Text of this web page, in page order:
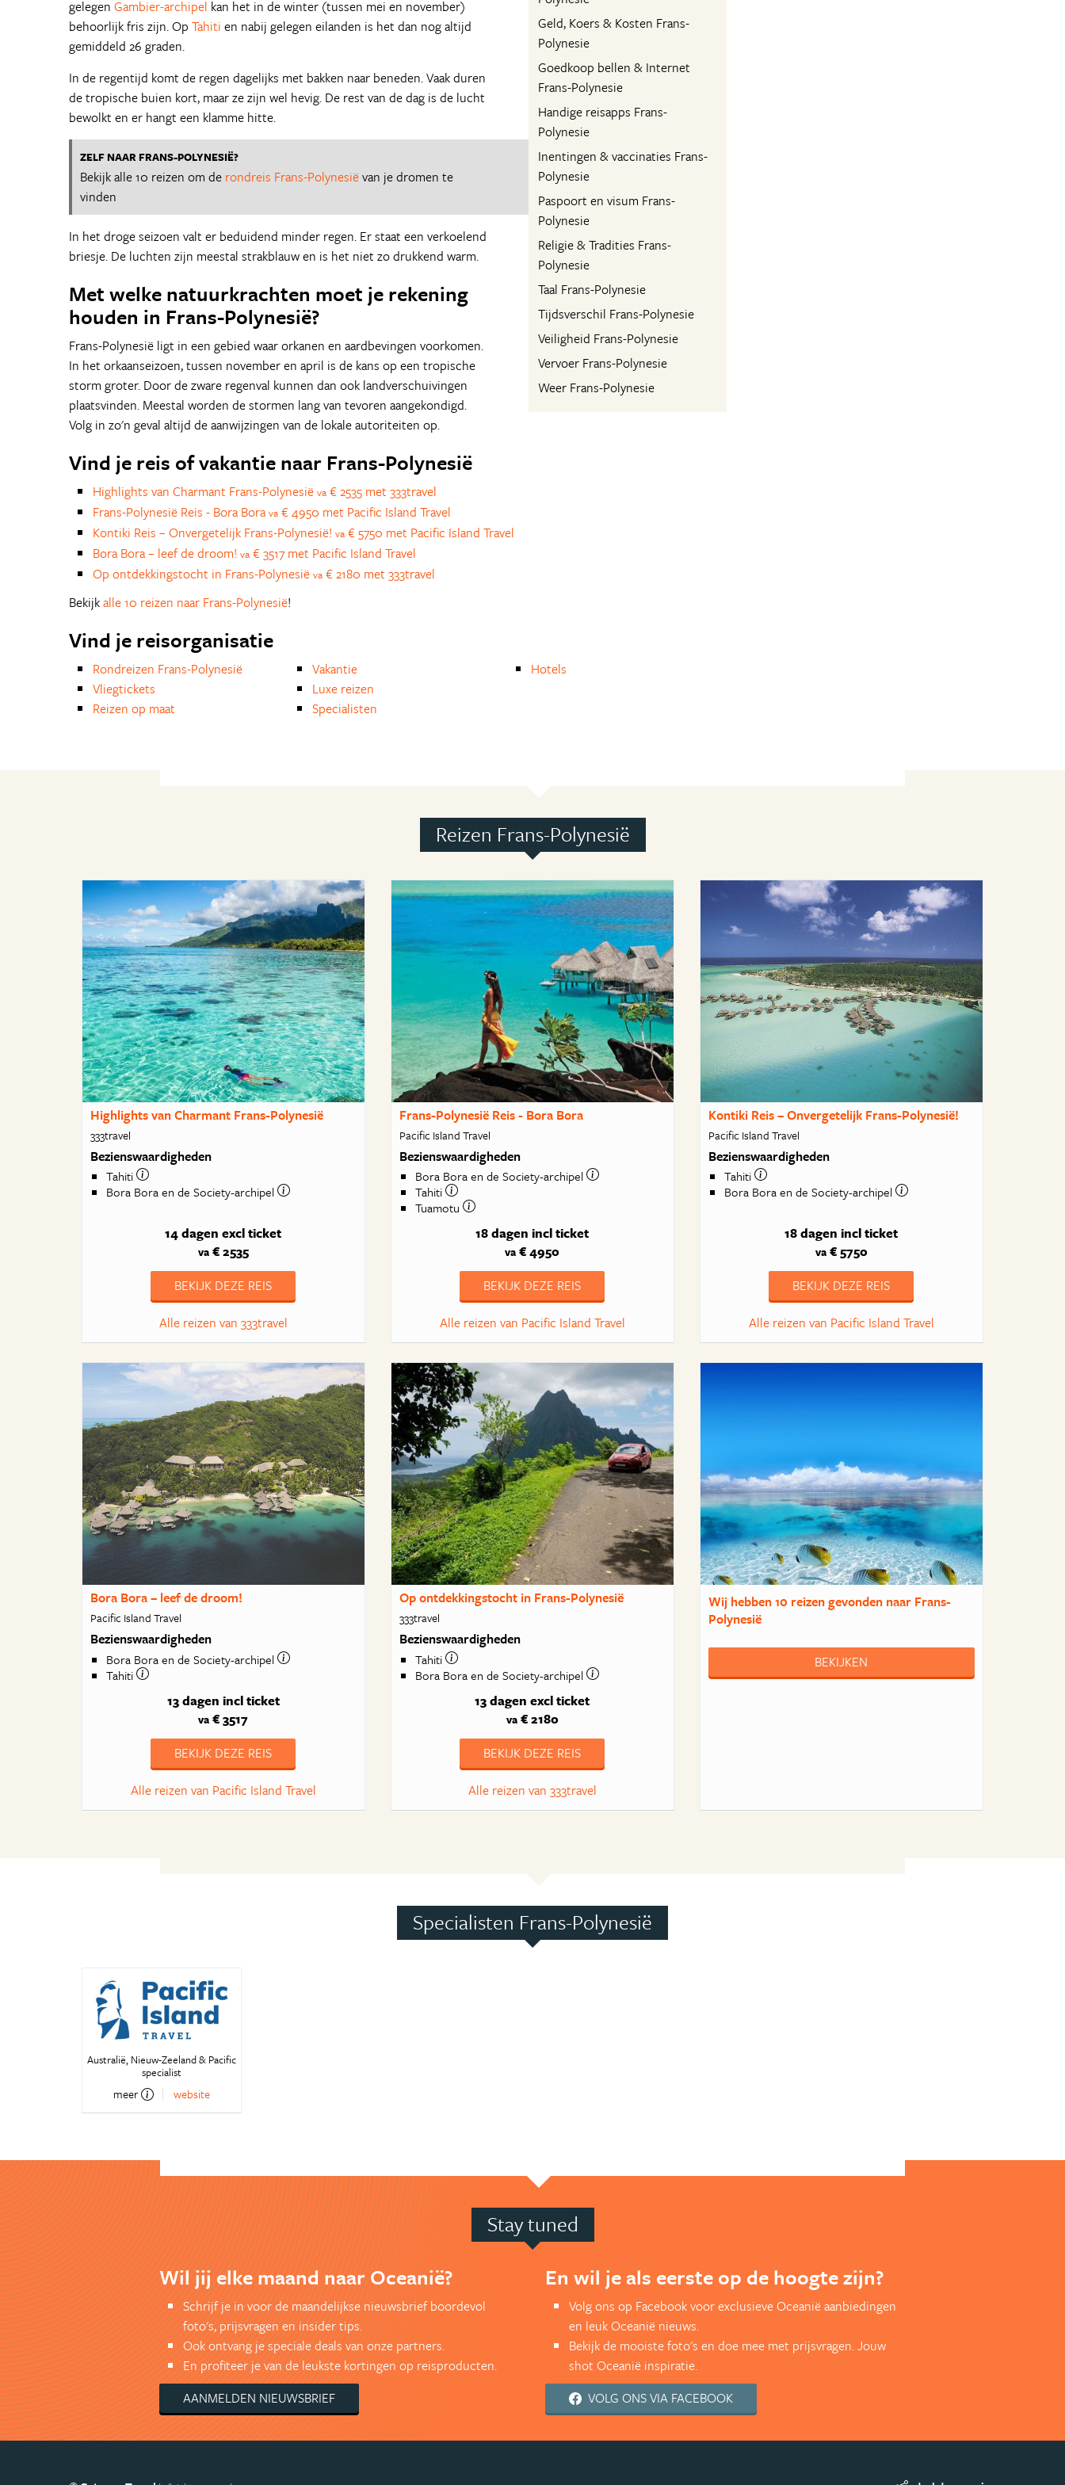
Geld, Koers & Kosten Frans-
Polynesie
Goedkoop bellen & Internet
Frans-Polynesie
Handige reisapps Frans-
Polynesie
Inentingen & vaccinaties Frans-
Polynesie
Paspoort en visum Frans-
Polynesie
Religie & Tradities Frans-
Polynesie
Taal Frans-Polynesie
Tijdsverschil Frans-Polynesie
Veiligheid Frans-Polynesie
Vervoer Frans-Polynesie
Weer Frans-Polynesie
gelegen Gambier-archipel kan het in de winter (tussen mei en november)
behoorlijk fris zijn. Op Tahiti en nabij gelegen eilanden is het dan nog altijd
gemiddeld 26 graden.
In de regentijd komt de regen dagelijks met bakken naar beneden. Vaak duren
de tropische buien kort, maar ze zijn wel hevig. De rest van de dag is de lucht
bewolkt en er hangt een klamme hitte.
ZELF NAAR FRANS-POLYNESIË?
Bekijk alle 10 reizen om de rondreis Frans-Polynesiëvan je dromen te
vinden
In het droge seizoen valt er beduidend minder regen. Er staat een verkoelend
briesje. De luchten zijn meestal strakblauw en is het niet zo drukkend warm.
Met welke natuurkrachten moet je rekening
houden in Frans-Polynesië?
Frans-Polynesië ligt in een gebied waar orkanen en aardbevingen voorkomen.
In het orkaanseizoen, tussen november en april is de kans op een tropische
storm groter. Door de zware regenval kunnen dan ook landverschuivingen
plaatsvinden. Meestal worden de stormen lang van tevoren aangekondigd.
Volg in zo'n geval altijd de aanwijzingen van de lokale autoriteiten op.
Vind je reis of vakantie naar Frans-Polynesië
Highlights van Charmant Frans-Polynesië va € 2535 met 333travel
Frans-Polynesië Reis - Bora Bora va € 4950 met Pacific Island Travel
Kontiki Reis – Onvergetelijk Frans-Polynesië! va € 5750 met Pacific Island Travel
Bora Bora – leef de droom! va € 3517 met Pacific Island Travel
Op ontdekkingstocht in Frans-Polynesië va € 2180 met 333travel
Bekijkalle 10 reizen naar Frans-Polynesië!
Vind je reisorganisatie
Rondreizen Frans-Polynesië
Vliegtickets
Reizen op maat
Vakantie
Luxe reizen
Specialisten
Hotels
Reizen Frans-Polynesië
Highlights van Charmant Frans-Polynesië
333travel
Bezienswaardigheden
Tahiti
Bora Bora en de Society-archipel
14 dagen excl ticket
va€ 2535
BEKIJK DEZE REIS
Alle reizen van 333travel
Frans-Polynesië Reis - Bora Bora
Pacific Island Travel
Bezienswaardigheden
Bora Bora en de Society-archipel
Tahiti
Tuamotu
18 dagen incl ticket
va € 4950
BEKIJK DEZE REIS
Alle reizen van Pacific Island Travel
Kontiki Reis – Onvergetelijk Frans-Polynesië!
Pacific Island Travel
Bezienswaardigheden
Tahiti
Bora Bora en de Society-archipel
18 dagen incl ticket
va€ 5750
BEKIJK DEZE REIS
Alle reizen van Pacific Island Travel
Bora Bora – leef de droom!
Pacific Island Travel
Bezienswaardigheden
Bora Bora en de Society-archipel
Tahiti
13 dagen incl ticket
va € 3517
BEKIJK DEZE REIS
Alle reizen van Pacific Island Travel
Op ontdekkingstocht in Frans-Polynesië
333travel
Bezienswaardigheden
Tahiti
Bora Bora en de Society-archipel
13 dagen excl ticket
va€ 2180
BEKIJK DEZE REIS
Alle reizen van 333travel
Wij hebben10 reizengevonden naar Frans-
Polynesië
BEKIJKEN
Specialisten Frans-Polynesië
Australië, Nieuw-Zeeland & Pacific
specialist
meer website
Stay tuned
Wil jij elke maand naar Oceanië?
Schrijf je in voor de maandelijkse nieuwsbrief boordevol
foto's, prijsvragen en insider tips.
Ook ontvang je speciale deals van onze partners.
En profiteer je van de leukste kortingen op reisproducten.
AANMELDEN NIEUWSBRIEF
En wil je als eerste op de hoogte zijn?
Volg ons op Facebook voor exclusieve Oceanië aanbiedingen
en leuk Oceanië nieuws.
Bekijk de mooiste foto's en doe mee met prijsvragen. Jouw
shot Oceanië inspiratie.
VOLG ONS VIA FACEBOOK